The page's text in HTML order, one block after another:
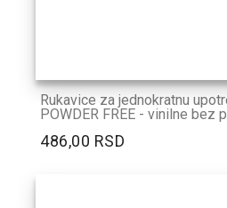
Rukavice za jednokratnu
POWDER FREE - vinilne bez
486,00 RSD